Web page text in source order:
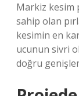
Markiz kesim
sahip olan
kesimin en
ucunun sivri
doğru